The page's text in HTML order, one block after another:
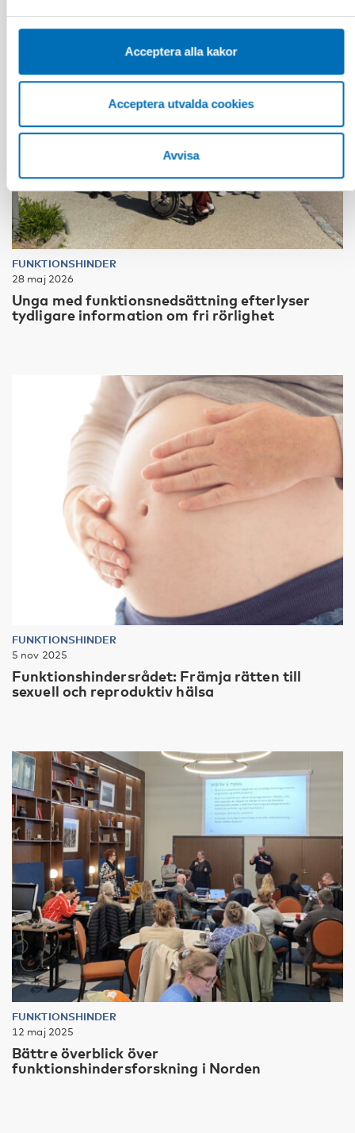
Acceptera alla kakor
Acceptera utvalda cookies
Avvisa
FUNKTIONSHINDER
28 maj 2026
Unga med funktionsnedsättning efterlyser
tydligare information om fri rörlighet
FUNKTIONSHINDER
5 nov 2025
Funktionshindersrådet: Främja rätten till
sexuell och reproduktiv hälsa
FUNKTIONSHINDER
12 maj 2025
Bättre överblick över
funktionshindersforskning i Norden